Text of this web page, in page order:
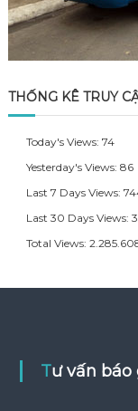
THỐNG KÊ TRUY
Today's Views: 74
Yesterday's Views: 86
Last 7 Days Views:
Last 30 Days Views:
Total Views:
Tư vấn báo